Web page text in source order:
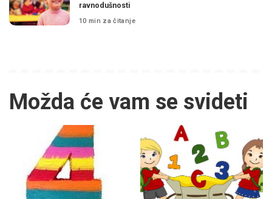
ravnodušnosti
10 min za čitanje
Možda će vam se svideti